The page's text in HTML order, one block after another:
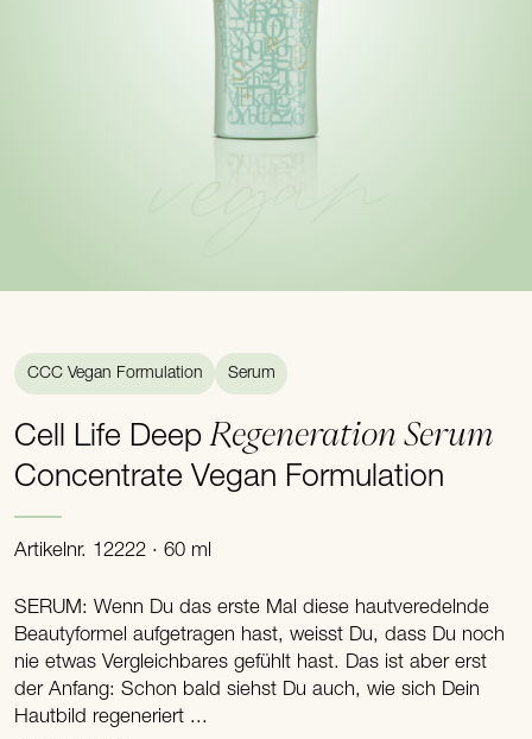
vegan
CCC Vegan Formulation Serum
Cell Life DeepRegeneration Serum
Concentrate Vegan Formulation
Artikelnr. 12222 · 60 ml
SERUM: Wenn Du das erste Mal diese hautveredelnde
Beautyformel aufgetragen hast, weisst Du, dass Du noch
nie etwas Vergleichbares gefühlt hast. Das ist aber erst
der Anfang: Schon bald siehst Du auch, wie sich Dein
Hautbild regeneriert ...